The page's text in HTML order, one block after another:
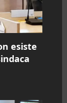
esiste